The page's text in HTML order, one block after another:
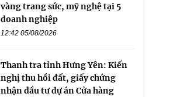
vàng trang sức, mỹ nghệ tại 5
doanh nghiệp
12:42 05/08/2026
Thanh tra tỉnh Hưng Yên: Kiến
nghị thu hồi đất, giấy chứng
nhận đầu tư dự án Cửa hàng